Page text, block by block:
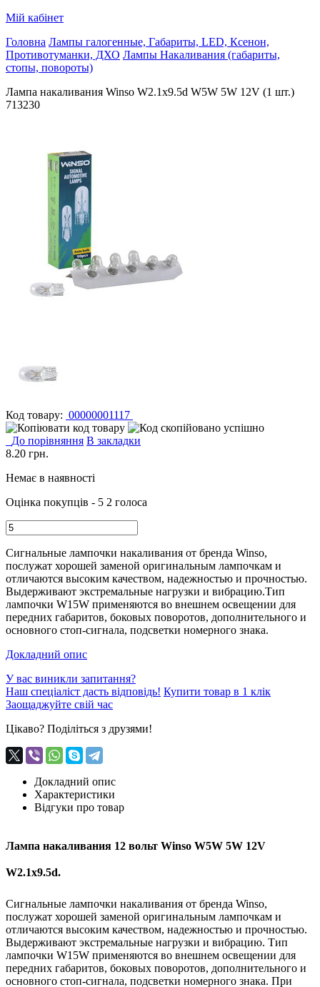
Мій кабінет
Головна Лампы галогенные, Габариты, LED, Ксенон,
Противотуманки, ДХО Лампы Накаливания (габариты,
стопы, повороты)
Лампа накаливания Winso W2.1x9.5d W5W 5W 12V (1 шт.)
713230
Код товару: 00000001117
До порівняння В закладки
8.20 грн.
Немає в наявності
Оцінка покупців - 5 2 голоса
Сигнальные лампочки накаливания от бренда Winso,
послужат хорошей заменой оригинальным лампочкам и
отличаются высоким качеством, надежностью и прочностью.
Выдерживают экстремальные нагрузки и вибрацию.Тип
лампочки W15W применяются во внешнем освещении для
передних габаритов, боковых поворотов, дополнительного и
основного стоп-сигнала, подсветки номерного знака.
Докладний опис
У вас виникли запитання?
Наш спеціаліст дасть відповідь! Купити товар в 1 клік
Заощаджуйте свій час
Цікаво? Поділіться з друзями!
Докладний опис
Характеристики
Відгуки про товар
Лампа накаливания 12 вольт Winso W5W 5W 12V
W2.1x9.5d.
Сигнальные лампочки накаливания от бренда Winso,
послужат хорошей заменой оригинальным лампочкам и
отличаются высоким качеством, надежностью и прочностью.
Выдерживают экстремальные нагрузки и вибрацию. Тип
лампочки W15W применяются во внешнем освещении для
передних габаритов, боковых поворотов, дополнительного и
основного стоп-сигнала, подсветки номерного знака. При